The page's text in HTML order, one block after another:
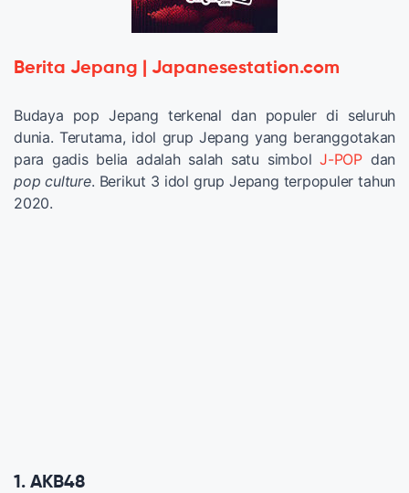
Berita Jepang | Japanesestation.com
Budaya pop Jepang terkenal dan populer di seluruh
dunia. Terutama, idol grup Jepang yang beranggotakan
para gadis belia adalah salah satu simbolJ-POPdan
pop culture. Berikut 3 idol grup Jepang terpopuler tahun
2020.
1. AKB48